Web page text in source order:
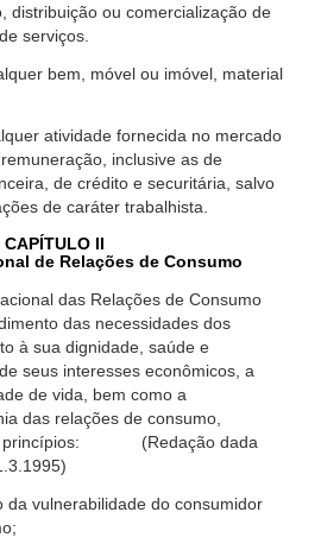
distribuição ou comercialização de
serviços.
bem, móvel ou imóvel, material
atividade fornecida no mercado
inclusive as de
de crédito e securitária, salvo
de caráter trabalhista.
CAPÍTULO II
de Relações de Consumo
das Relações de Consumo
das necessidades dos
à sua dignidade, saúde e
seus interesses econômicos, a
de vida, bem como a
das relações de consumo,
princípios: (Redação dada
da vulnerabilidade do consumidor